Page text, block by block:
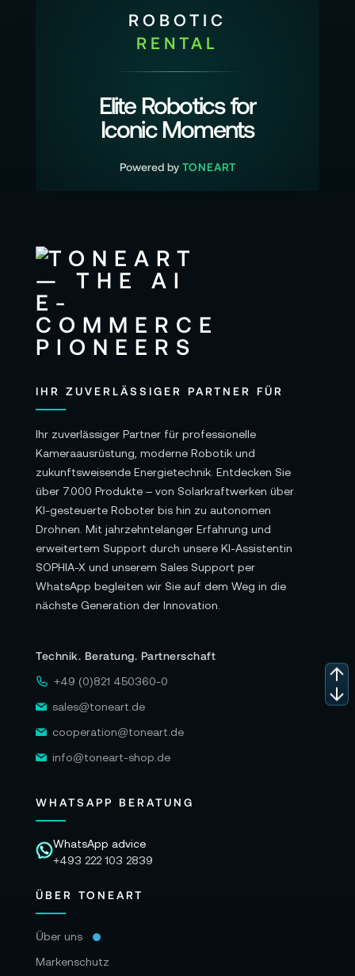
ROBOTIC
RENTAL
Elite Robotics for
Iconic Moments
Powered by TONEART
IHR ZUVERLÄSSIGER PARTNER FÜR
Ihr zuverlässiger Partner für professionelle
Kameraausrüstung, moderne Robotik und
zukunftsweisende Energietechnik. Entdecken Sie
über 7.000 Produkte – von Solarkraftwerken über
KI-gesteuerte Roboter bis hin zu autonomen
Drohnen. Mit jahrzehntelanger Erfahrung und
erweitertem Support durch unsere KI-Assistentin
SOPHIA-X und unserem Sales Support per
WhatsApp begleiten wir Sie auf dem Weg in die
nächste Generation der Innovation.
Technik. Beratung. Partnerschaft
+49 (0)821 450360-0
sales@toneart.de
cooperation@toneart.de
info@toneart-shop.de
WHATSAPP BERATUNG
WhatsApp advice
+493 222 103 2839
ÜBER TONEART
Über uns
Markenschutz